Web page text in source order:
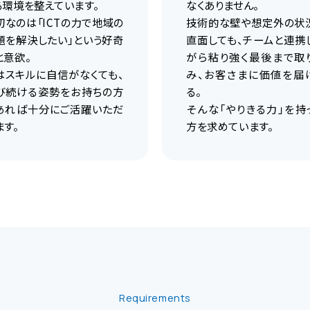
境を整えています。
なのは「ICTの力で地域の
を解決したい」という好奇
欲。
スキルに自信がなくても、
続ける姿勢をお持ちの方
れば十分にご活躍いただ
。
なくありません。
技術的な壁や想定外の状
直面しても、チームと連携
がら粘り強く最後まで取
み、お客さまに価値を届
る。
そんな「やりきる力」を持
方を求めています。
Requirements